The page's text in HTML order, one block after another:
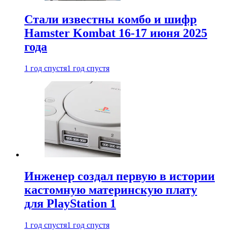
Стали известны комбо и шифр
Hamster Kombat 16-17 июня 2025
года
1 год спустя1 год спустя
Инженер создал первую в истории
кастомную материнскую плату
для PlayStation 1
1 год спустя1 год спустя